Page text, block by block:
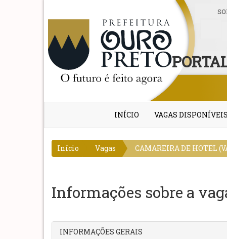
INÍCIO VAGAS DISPONÍVEIS
Início Vagas CAMAREIRA DE HOTEL
Informações sobre a
INFORMAÇÕES GERAIS